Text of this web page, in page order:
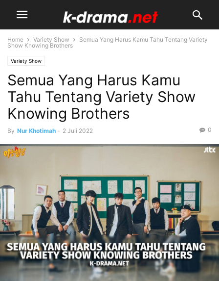
Home Variety Show
Semua Yang Harus Kamu Tahu Tentang Variety
Show Knowing Brothers
Variety Show
Semua Yang Harus Kamu
Tahu Tentang Variety Show
Knowing Brothers
By Nur Khotimah - 2 Juli 2022 0